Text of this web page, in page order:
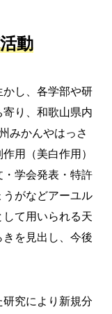
動
し、各学部や研
り、和歌山県内
みかんやはっさ
用（美白作用）
学会発表・特許
がなどアーユル
て用いられる天
を見出し、今後
究により新規分